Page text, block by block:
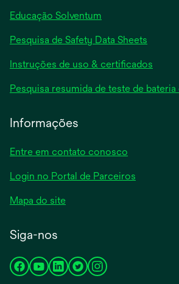
Educação Solventum
Pesquisa de Safety Data Sheets
uma
nova
Instruções de uso & certificados
uma
Pesquisa resumida de teste de
Informações
Entre em contato conosco
Login no Portal de Parceiros
Mapa do site
Siga-nos
abreabreabreabreabre